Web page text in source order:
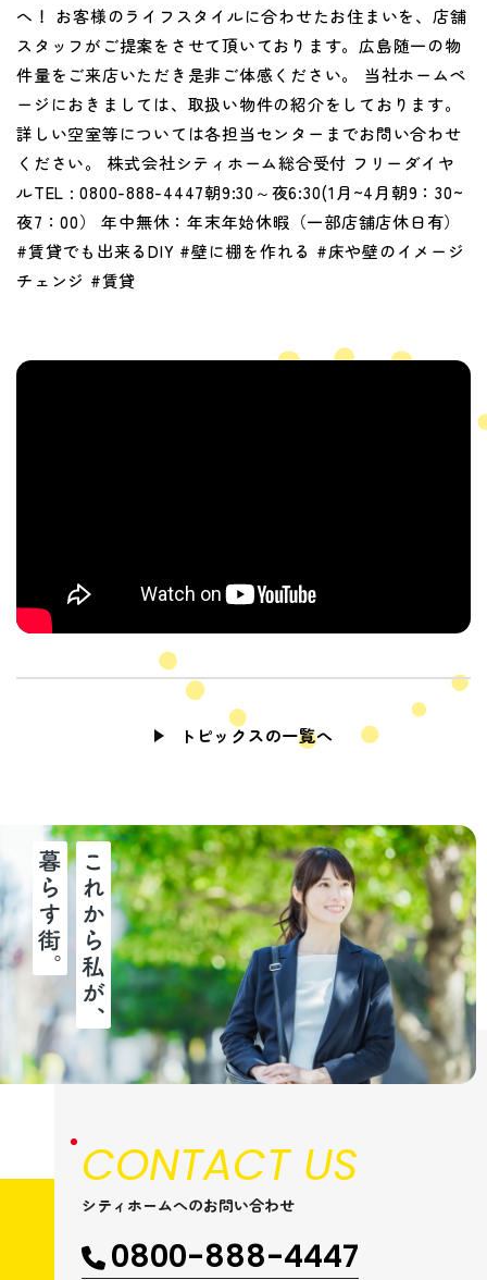
へ！ お客様のライフスタイルに合わせたお住まいを、店舗
スタッフがご提案をさせて頂いております。広島随一の物
件量をご来店いただき是非ご体感ください。 当社ホームペ
ージにおきましては、取扱い物件の紹介をしております。
詳しい空室等については各担当センターまでお問い合わせ
ください。 株式会社シティホーム総合受付 フリーダイヤ
ルTEL : 0800-888-4447朝9:30～夜6:30(1月~4月朝9：30~
夜7：00） 年中無休：年末年始休暇（一部店舗店休日有）
#賃貸でも出来るDIY #壁に棚を作れる #床や壁のイメージ
チェンジ #賃貸
トピックスの一覧へ
CONTACT US
シティホームへのお問い合わせ
0800-888-4447